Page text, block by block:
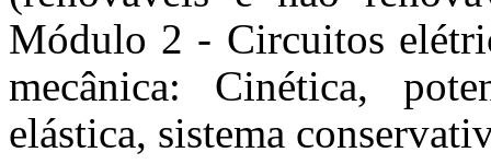
Módulo 2 - Circuitos
mecânica: Cinética,
elástica, sistema